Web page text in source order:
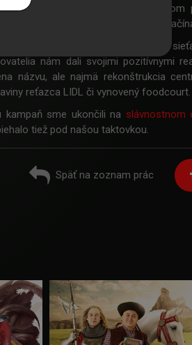
novej farebnosti a na vlnkovom
že: „Kde Polus končí, VIVO!
fáza vyvolala na sociálnych
nám dali svojimi pozitívnymi
názvu, ale najmä rekonštrukcia
reťazca LIDL či vynovený foodcourt.
kampaň sme ukončili na slávnostnom
tiež pod našou taktovkou.
Späť na zoznam prác